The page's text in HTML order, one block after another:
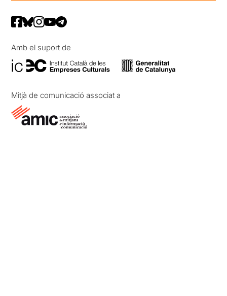
Amb el suport de
Mitjà de comunicació associat a